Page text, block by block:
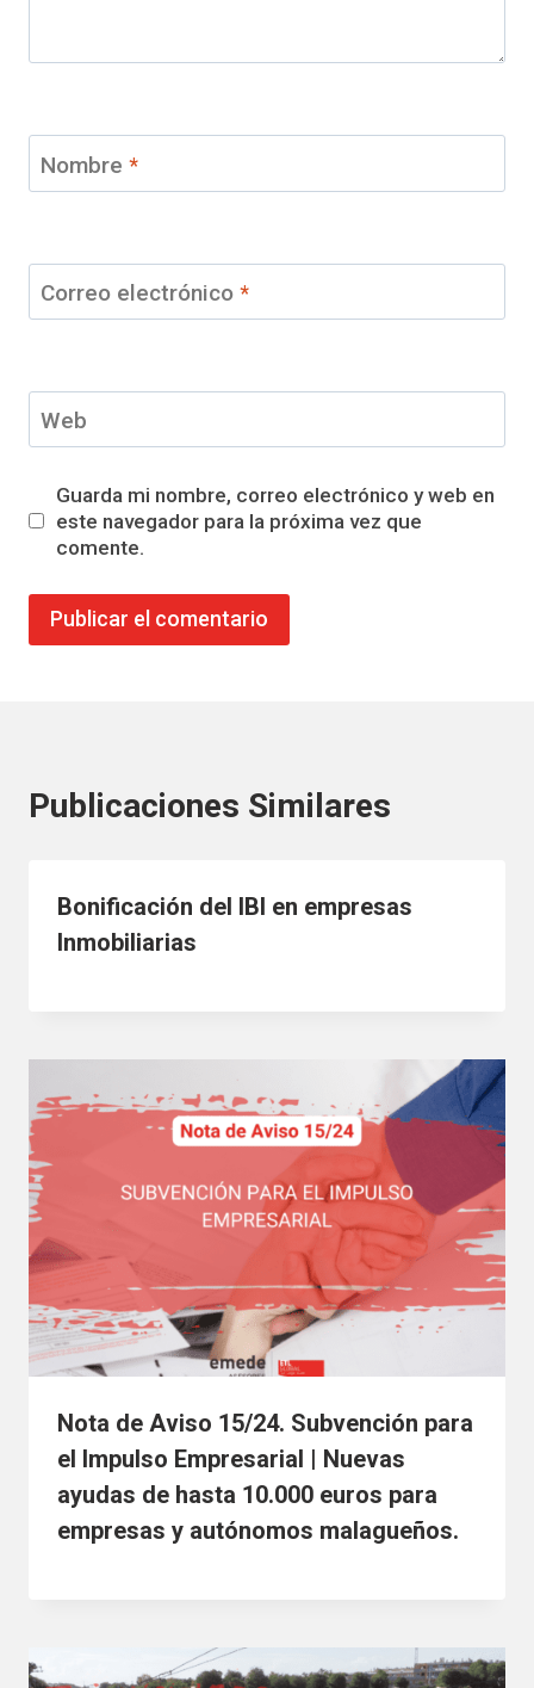
Nombre *
Correo electrónico *
Web
Guarda mi nombre, correo electrónico y web en
este navegador para la próxima vez que
comente.
Publicaciones Similares
Bonificación del IBI en empresas
Inmobiliarias
Nota de Aviso 15/24. Subvención para
el Impulso Empresarial | Nuevas
ayudas de hasta 10.000 euros para
empresas y autónomos malagueños.